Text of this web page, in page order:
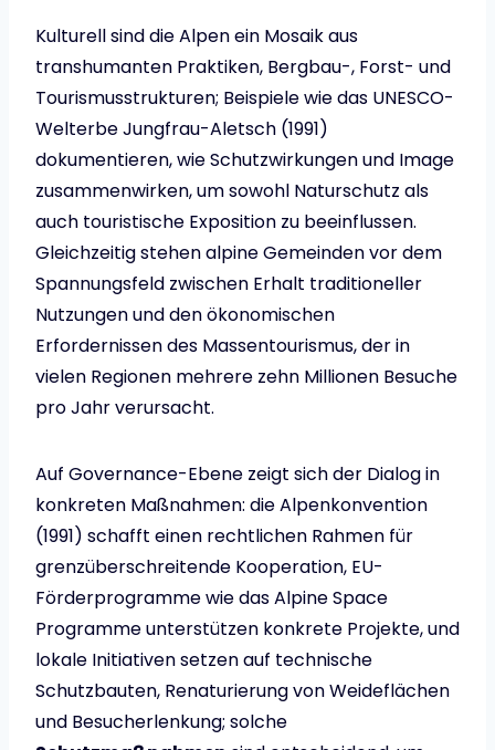
Kulturell sind die Alpen ein Mosaik aus
transhumanten Praktiken, Bergbau-, Forst- und
Tourismusstrukturen; Beispiele wie das UNESCO-
Welterbe Jungfrau-Aletsch (1991)
dokumentieren, wie Schutzwirkungen und Image
zusammenwirken, um sowohl Naturschutz als
auch touristische Exposition zu beeinflussen.
Gleichzeitig stehen alpine Gemeinden vor dem
Spannungsfeld zwischen Erhalt traditioneller
Nutzungen und den ökonomischen
Erfordernissen des Massentourismus, der in
vielen Regionen mehrere zehn Millionen Besuche
pro Jahr verursacht.
Auf Governance-Ebene zeigt sich der Dialog in
konkreten Maßnahmen: die Alpenkonvention
(1991) schafft einen rechtlichen Rahmen für
grenzüberschreitende Kooperation, EU-
Förderprogramme wie das Alpine Space
Programme unterstützen konkrete Projekte, und
lokale Initiativen setzen auf technische
Schutzbauten, Renaturierung von Weideflächen
und Besucherlenkung; solche